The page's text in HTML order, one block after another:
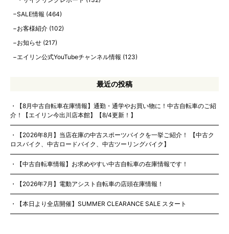
SALE情報 (464)
お客様紹介 (102)
お知らせ (217)
エイリン公式YouTubeチャンネル情報 (123)
最近の投稿
【8月中古自転車在庫情報】通勤・通学やお買い物に！中古自転車のご紹
介！【エイリン今出川店本館】【8/4更新！】
【2026年8月】当店在庫の中古スポーツバイクを一挙ご紹介！ 【中古ク
ロスバイク、中古ロードバイク、中古ツーリングバイク】
【中古自転車情報】お求めやすい中古自転車の在庫情報です！
【2026年7月】電動アシスト自転車の店頭在庫情報！
【本日より全店開催】SUMMER CLEARANCE SALE スタート